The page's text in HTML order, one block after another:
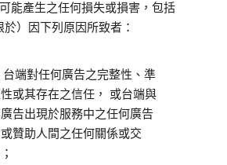
能產生之任何損失或損害，包括
於）因下列原因所致者：
台端對任何廣告之完整性、準
或其存在之信任， 或台端與
告出現於服務中之任何廣告
贊助人間之任何關係或交